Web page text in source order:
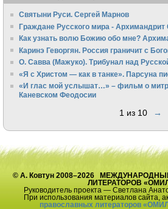
Святыни Руси. Сергей Марнов
Граждане Русского мира -
Как узнать волю Божию обо мне?
Каринэ Геворгян. Россия граничит с
О. Савва (Мажуко). Трибунал над
«Я с Христом — как в танке». Парсуна
«И глас мой услышат…» – фильм о
Каневском Феодосии
1 из 10 →
© А. Ковтун 2008–2026
ЛИТЕРАТОРОВ
Руководитель проекта — Светлана
При использования материалов сайта,
православных литераторов